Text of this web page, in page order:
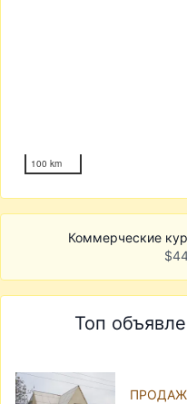
100 km
Коммерческие
$
Топ